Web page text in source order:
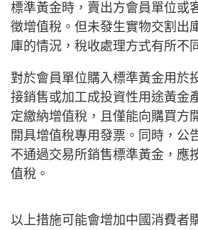
標準黃金時，賣出方會員單位或
徵增值稅。但未發生實物交割出
庫的情況，稅收處理方式有所不
對於會員單位購入標準黃金用於
接銷售或加工成投資性用途黃金
定繳納增值稅，且僅能向購買方
開具增值稅專用發票。同時，公
不通過交易所銷售標準黃金，應
值稅。
以上措施可能會增加中國消費者